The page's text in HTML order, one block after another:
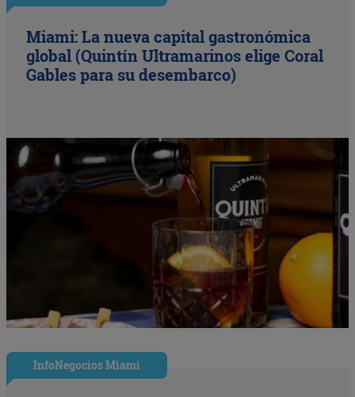
Miami: La nueva capital gastronómica
global (Quintín Ultramarinos elige Coral
Gables para su desembarco)
InfoNegocios Miami